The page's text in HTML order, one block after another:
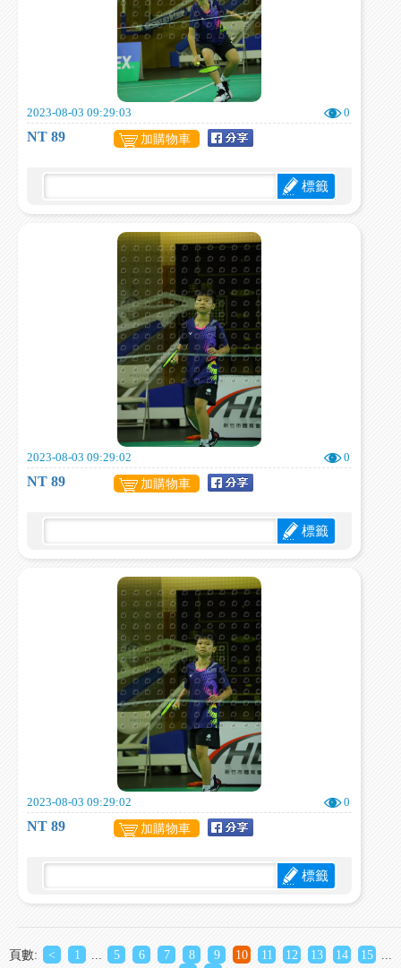
2023-08-03 09:29:03 0
NT 89 加購物車
標籤
2023-08-03 09:29:02 0
NT 89 加購物車
標籤
2023-08-03 09:29:02 0
NT 89 加購物車
標籤
頁數: < 1 5 6 7 8 9 10 11 12 13 14 15